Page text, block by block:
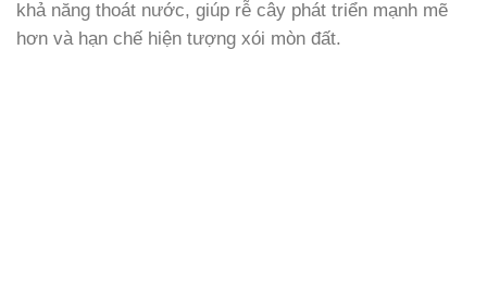
hạn chế hiện tượng xói mòn đất.